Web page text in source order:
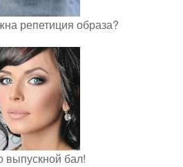
репетиция образа?
выпускной бал!